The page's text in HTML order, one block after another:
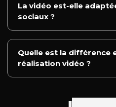
La vidéo est-elle
sociaux ?
Quelle est la différence
réalisation vidéo ?